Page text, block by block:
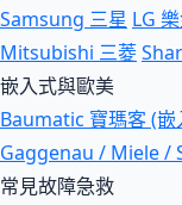
Samsung 三星 LG
Mitsubishi 三菱
嵌入式與歐美
Baumatic 寶瑪客 (嵌
Gaggenau / Miele /
常見故障急救